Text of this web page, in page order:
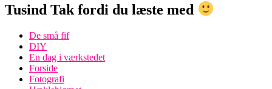
Tusind Tak fordi du læste med
De små fif
DIY
En dag i værkstedet
Forside
Fotografi